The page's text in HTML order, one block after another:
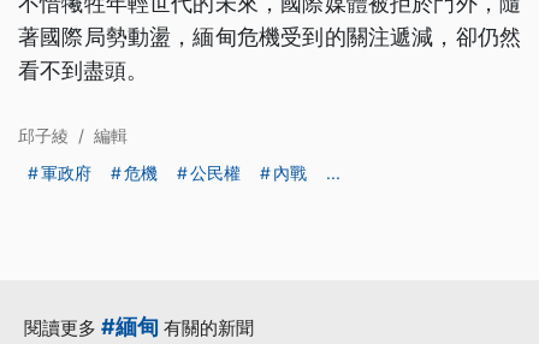
著國際局勢動盪，緬甸危機受到的關注遞減，卻仍然
看不到盡頭。
邱子綾 / 編輯
軍政府
危機 公民權 內戰 ...
閱讀更多 #緬甸 有關的新聞